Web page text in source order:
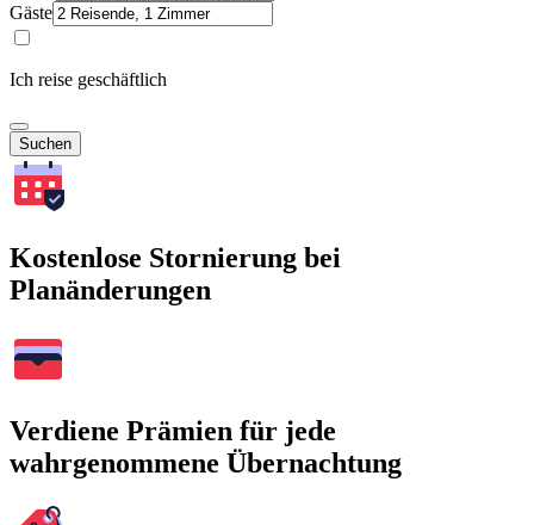
Gäste
Ich reise geschäftlich
Suchen
Kostenlose Stornierung bei
Planänderungen
Verdiene Prämien für jede
wahrgenommene Übernachtung